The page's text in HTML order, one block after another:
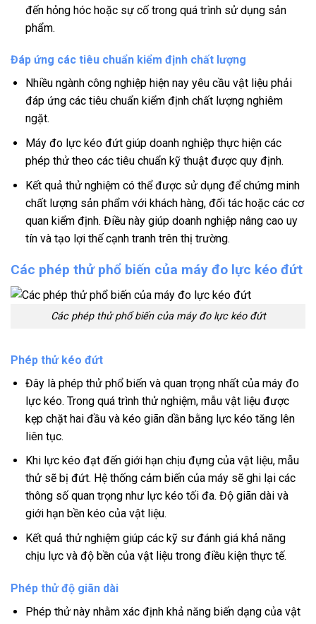
đến hỏng hóc hoặc sự cố trong quá trình sử dụng sản
phẩm.
Đáp ứng các tiêu chuẩn kiểm định chất lượng
Nhiều ngành công nghiệp hiện nay yêu cầu vật liệu phải
đáp ứng các tiêu chuẩn kiểm định chất lượng nghiêm
ngặt.
Máy đo lực kéo đứt giúp doanh nghiệp thực hiện các
phép thử theo các tiêu chuẩn kỹ thuật được quy định.
Kết quả thử nghiệm có thể được sử dụng để chứng minh
chất lượng sản phẩm với khách hàng, đối tác hoặc các cơ
quan kiểm định. Điều này giúp doanh nghiệp nâng cao uy
tín và tạo lợi thế cạnh tranh trên thị trường.
Các phép thử phổ biến của máy đo lực kéo đứt
Các phép thử phổ biến của máy đo lực kéo đứt
Phép thử kéo đứt
Đây là phép thử phổ biến và quan trọng nhất của máy đo
lực kéo. Trong quá trình thử nghiệm, mẫu vật liệu được
kẹp chặt hai đầu và kéo giãn dần bằng lực kéo tăng lên
liên tục.
Khi lực kéo đạt đến giới hạn chịu đựng của vật liệu, mẫu
thử sẽ bị đứt. Hệ thống cảm biến của máy sẽ ghi lại các
thông số quan trọng như lực kéo tối đa. Độ giãn dài và
giới hạn bền kéo của vật liệu.
Kết quả thử nghiệm giúp các kỹ sư đánh giá khả năng
chịu lực và độ bền của vật liệu trong điều kiện thực tế.
Phép thử độ giãn dài
Phép thử này nhằm xác định khả năng biến dạng của vật